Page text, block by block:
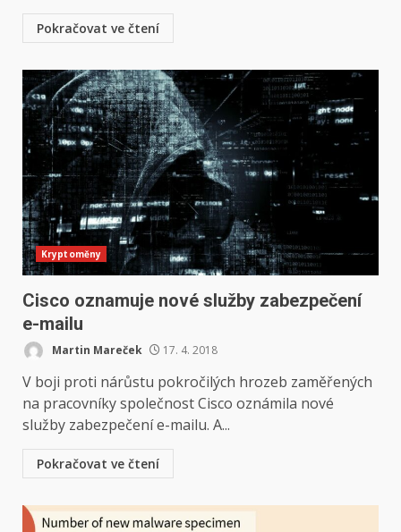
Pokračovat ve čtení
Kryptoměny
Cisco oznamuje nové služby zabezpečení
e-mailu
Martin Mareček 17. 4. 2018
V boji proti nárůstu pokročilých hrozeb zaměřených
na pracovníky společnost Cisco oznámila nové
služby zabezpečení e-mailu. A...
Pokračovat ve čtení